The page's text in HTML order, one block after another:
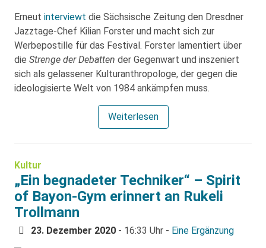
Erneut interviewt die Sächsische Zeitung den Dresdner
Jazztage-Chef Kilian Forster und macht sich zur
Werbepostille für das Festival. Forster lamentiert über
die Strenge der Debatten der Gegenwart und inszeniert
sich als gelassener Kulturanthropologe, der gegen die
ideologisierte Welt von 1984 ankämpfen muss.
Weiterlesen
Kultur
„Ein begnadeter Techniker“ – Spirit
of Bayon-Gym erinnert an Rukeli
Trollmann
23. Dezember 2020 - 16:33 Uhr - Eine Ergänzung